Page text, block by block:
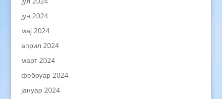
јун 2024
мај 2024
април 2024
март 2024
фебруар 2024
јануар 2024